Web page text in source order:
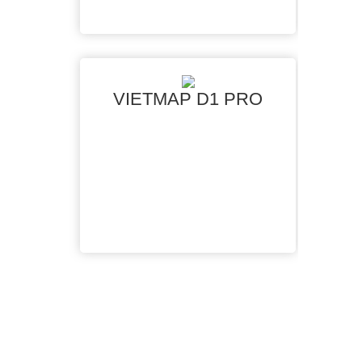
VIETMAP D1 PRO